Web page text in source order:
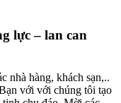
lực – lan can
nhà hàng, khách sạn,..
với với chúng tôi tạo